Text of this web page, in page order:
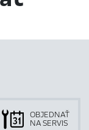
OBJEDNAŤ
NA SERVIS